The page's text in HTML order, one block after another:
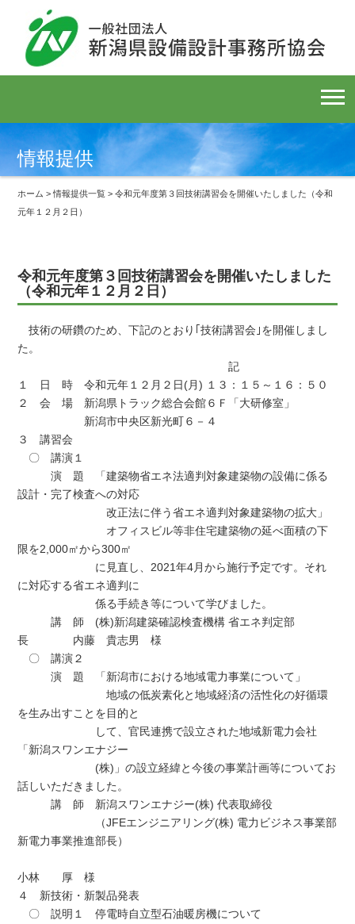
情報提供
ホーム >情報提供一覧 > 令和元年度第３回技術講習会を開催いたしました（令和
元年１２月２日）
令和元年度第３回技術講習会を開催いたしました
（令和元年１２月２日）
技術の研鑽のため、下記のとおり｢技術講習会｣を開催しまし
た。
記
１ 日 時 令和元年１２月２日(月) １３：１５～１６：５０
２ 会 場 新潟県トラック総合会館６Ｆ「大研修室」
新潟市中央区新光町６－４
３ 講習会
〇 講演１
演 題 「建築物省エネ法適判対象建築物の設備に係る
設計・完了検査への対応
改正法に伴う省エネ適判対象建築物の拡大」
オフィスビル等非住宅建築物の延べ面積の下
限を2,000㎡から300㎡
に見直し、2021年4月から施行予定です。それ
に対応する省エネ適判に
係る手続き等について学びました。
講 師 (株)新潟建築確認検査機構 省エネ判定部
長 内藤 貴志男 様
〇 講演２
演 題 「新潟市における地域電力事業について」
地域の低炭素化と地域経済の活性化の好循環
を生み出すことを目的と
して、官民連携で設立された地域新電力会社
「新潟スワンエナジー
(株)」の設立経緯と今後の事業計画等についてお
話しいただきました。
講 師 新潟スワンエナジー(株) 代表取締役
（JFEエンジニアリング(株) 電力ビジネス事業部
新電力事業推進部長）
小林 厚 様
４ 新技術・新製品発表
〇 説明１ 停電時自立型石油暖房機について